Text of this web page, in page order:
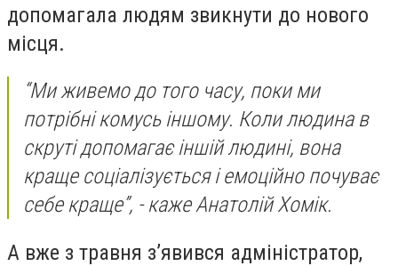
допомагала людям звикнути до нового
місця.
“Ми живемо до того часу, поки ми
потрібні комусь іншому. Коли людина в
скруті допомагає іншій людині, вона
краще соціалізується і емоційно почуває
себе краще”, - каже Анатолій Хомік.
А вже з травня зʼявився адміністратор,